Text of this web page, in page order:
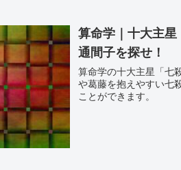
算命学｜十大主
通間子を探せ！
算命学の十大主星「七
や葛藤を抱えやすい七
ことができます。